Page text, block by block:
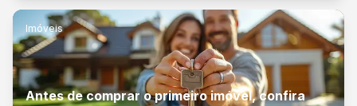
Imóveis
Antes de comprar o primeiro imóvel, confira